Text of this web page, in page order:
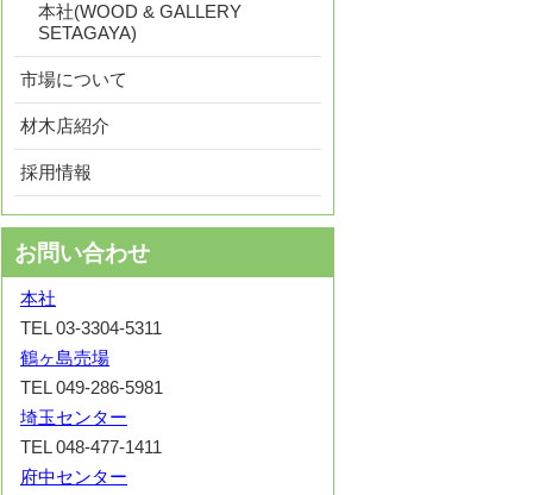
本社(WOOD & GALLERY
SETAGAYA)
市場について
材木店紹介
採用情報
お問い合わせ
本社
TEL 03-3304-5311
鶴ヶ島売場
TEL 049-286-5981
埼玉センター
TEL 048-477-1411
府中センター